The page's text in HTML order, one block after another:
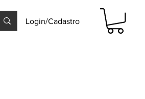
Login/Cadastro